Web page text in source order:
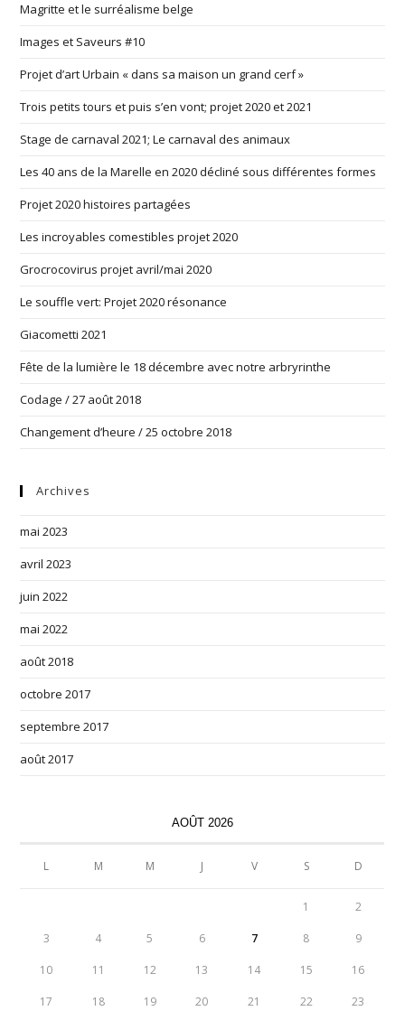
Magritte et le surréalisme belge
Images et Saveurs #10
Projet d’art Urbain « dans sa maison un grand cerf »
Trois petits tours et puis s’en vont; projet 2020 et 2021
Stage de carnaval 2021; Le carnaval des animaux
Les 40 ans de la Marelle en 2020 décliné sous différentes formes
Projet 2020 histoires partagées
Les incroyables comestibles projet 2020
Grocrocovirus projet avril/mai 2020
Le souffle vert: Projet 2020 résonance
Giacometti 2021
Fête de la lumière le 18 décembre avec notre arbryrinthe
Codage / 27 août 2018
Changement d’heure / 25 octobre 2018
Archives
mai 2023
avril 2023
juin 2022
mai 2022
août 2018
octobre 2017
septembre 2017
août 2017
AOÛT 2026
L M M J V S D
1 2
3 4 5 6 7 8 9
10 11 12 13 14 15 16
17 18 19 20 21 22 23